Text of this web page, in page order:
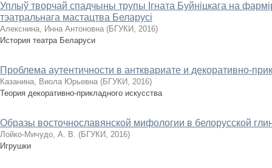
Уплыў творчай спадчыны трупы Ігната Буйніцкага на
тэатральнага мастацтва Беларусі
Алекснина, Инна Антоновна (БГУКИ, 2016)
История театра Беларуси
Проблема аутентичности в антквариате и декоративно-
Казанина, Виола Юрьевна (БГУКИ, 2016)
Теория декоративно-прикладного искусства
Образы восточнославянской мифологии в белорусской
Лойко-Мичудо, А. В. (БГУКИ, 2016)
Игрушки